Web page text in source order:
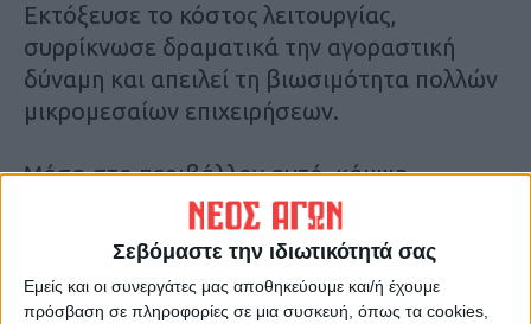
Σεβόμαστε την ιδιωτικότητά σας
Εμείς και οι συνεργάτες μας αποθηκεύουμε και/ή έχουμε
πρόσβαση σε πληροφορίες σε μια συσκευή, όπως τα cookies,
Εκτόξευσε το κόστος λειτουργίας,
συρρίκνωσε δραματικά την αγοραστική
δύναμη και απειλεί τη βιωσιμότητα πολλών
μικρομεσαίων επιχειρήσεων.
Μέσα στο περιβάλλον αυτό, κάμψη
καταγράφει η γέννηση νέων επιχειρήσεων,
κάτι που αποτυπώνεται στο ισοζύγιο
Εγγραφών- Διαγραφών του Μητρώου του
Εμποροβιοτεχνικού Επιμελητηρίου